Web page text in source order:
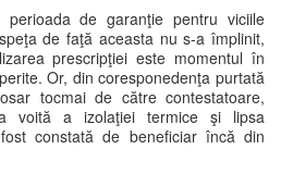
de garanţie pentru viciile
de faţă aceasta nu s-a împlinit,
prescripţiei este momentul în
Or, din coresponedenţa purtată
tocmai de către contestatoare,
voită a izolaţiei termice şi lipsa
constată de beneficiar încă din